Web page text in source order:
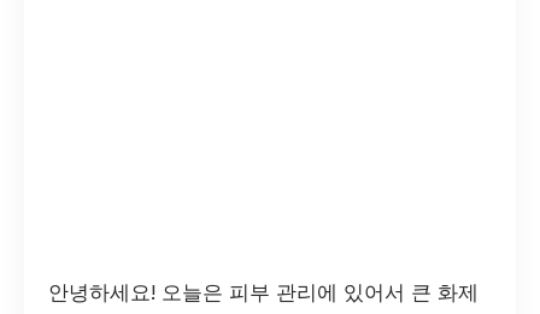
안녕하세요! 오늘은 피부 관리에 있어서 큰 화제